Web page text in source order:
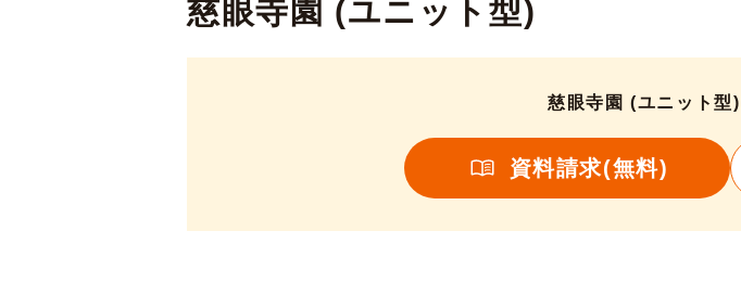
慈眼寺園 (ユニット型)
慈眼寺園 (ユニット型
資料請求(無料)